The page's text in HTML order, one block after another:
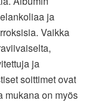
ja
Vaikka
ja
soittimet ovat
mukana on myös